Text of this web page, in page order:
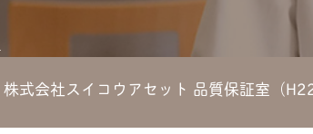
株式会社スイコウアセット 品質保証室 （